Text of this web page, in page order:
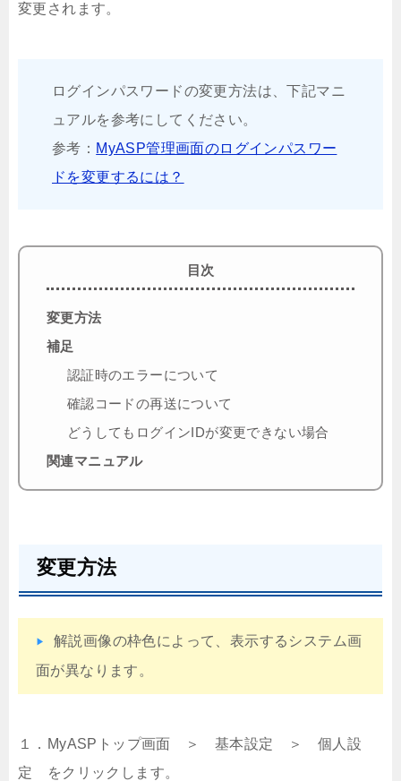
変更されます。
ログインパスワードの変更方法は、下記マニ
ュアルを参考にしてください。
参考： MyASP管理画面のログインパスワー
ドを変更するには？
目次
変更方法
補足
認証時のエラーについて
確認コードの再送について
どうしてもログインIDが変更できない場合
関連マニュアル
変更方法
解説画像の枠色によって、表示するシステム画
面が異なります。
１．MyASPトップ画面 ＞ 基本設定 ＞ 個人設
定 をクリックします。